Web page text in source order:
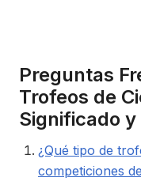
Preguntas
Trofeos de
Significado
¿Qué tipo de
competiciones